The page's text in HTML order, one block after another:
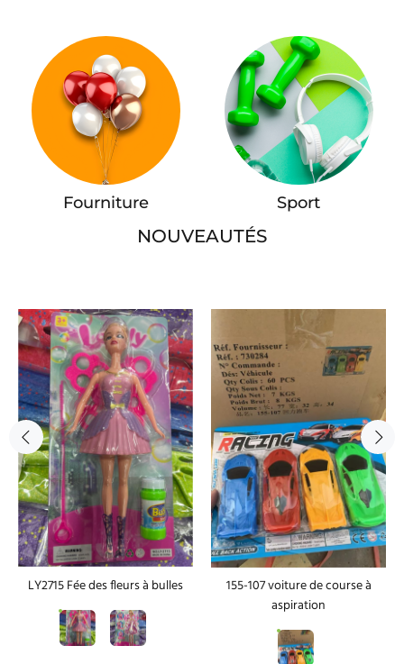
Fourniture Sport
NOUVEAUTÉS
LY2715 Fée des fleurs à bulles
155-107 voiture de course à
aspiration